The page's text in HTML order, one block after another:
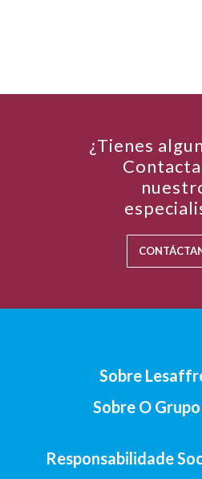
¿Tienes
Sobre
Sobre O
Responsabilidade